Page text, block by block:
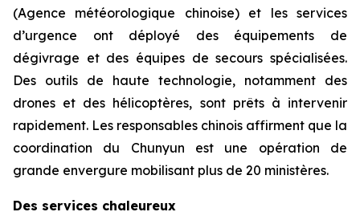
(Agence météorologique chinoise) et les services
d’urgence ont déployé des équipements de
dégivrage et des équipes de secours spécialisées.
Des outils de haute technologie, notamment des
drones et des hélicoptères, sont prêts à intervenir
rapidement. Les responsables chinois affirment que la
coordination du Chunyun est une opération de
grande envergure mobilisant plus de 20 ministères.
Des services chaleureux